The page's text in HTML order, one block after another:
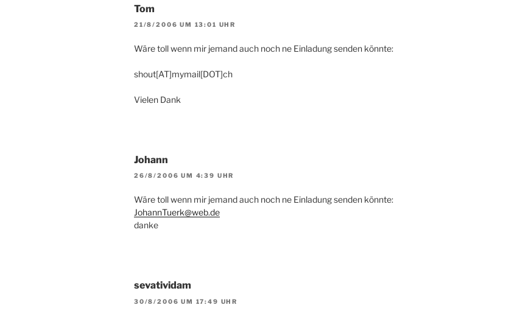
Tom
21/8/2006 UM 13:01 UHR
Wäre toll wenn mir jemand auch noch ne Einladung senden könnte:
shout[AT]mymail[DOT]ch
Vielen Dank
Johann
26/8/2006 UM 4:39 UHR
Wäre toll wenn mir jemand auch noch ne Einladung senden könnte:
JohannTuerk@web.de
danke
sevatividam
30/8/2006 UM 17:49 UHR